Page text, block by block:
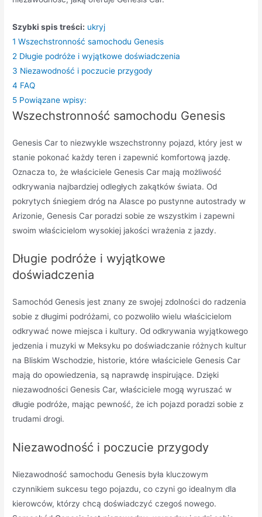
Szybki spis treści: ukryj
1 Wszechstronność samochodu Genesis
2 Długie podróże i wyjątkowe doświadczenia
3 Niezawodność i poczucie przygody
4 FAQ
5 Powiązane wpisy:
Wszechstronność samochodu Genesis
Genesis Car to niezwykle wszechstronny pojazd, który jest w
stanie pokonać każdy teren i zapewnić komfortową jazdę.
Oznacza to, że właściciele Genesis Car mają możliwość
odkrywania najbardziej odległych zakątków świata. Od
pokrytych śniegiem dróg na Alasce po pustynne autostrady w
Arizonie, Genesis Car poradzi sobie ze wszystkim i zapewni
swoim właścicielom wysokiej jakości wrażenia z jazdy.
Długie podróże i wyjątkowe
doświadczenia
Samochód Genesis jest znany ze swojej zdolności do radzenia
sobie z długimi podróżami, co pozwoliło wielu właścicielom
odkrywać nowe miejsca i kultury. Od odkrywania wyjątkowego
jedzenia i muzyki w Meksyku po doświadczanie różnych kultur
na Bliskim Wschodzie, historie, które właściciele Genesis Car
mają do opowiedzenia, są naprawdę inspirujące. Dzięki
niezawodności Genesis Car, właściciele mogą wyruszać w
długie podróże, mając pewność, że ich pojazd poradzi sobie z
trudami drogi.
Niezawodność i poczucie przygody
Niezawodność samochodu Genesis była kluczowym
czynnikiem sukcesu tego pojazdu, co czyni go idealnym dla
kierowców, którzy chcą doświadczyć czegoś nowego.